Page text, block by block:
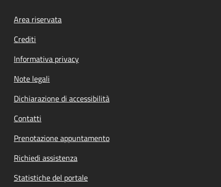
Footer menu
Area riservata
Crediti
Informativa privacy
Note legali
Dichiarazione di accessibilità
Contatti
Prenotazione appuntamento
Richiedi assistenza
Statistiche del portale